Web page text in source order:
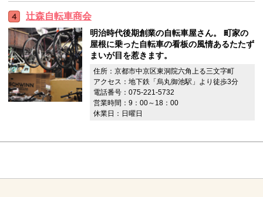
辻森自転車商会
明治時代後期創業の自転車屋さん。 町家の
屋根に乗った自転車の看板の風情あるたたず
まいが目を惹きます。
住所：京都市中京区東洞院六角上る三文字町
アクセス：地下鉄「烏丸御池駅」より徒歩3分
電話番号：075-221-5732
営業時間：9：00～18：00
休業日：日曜日